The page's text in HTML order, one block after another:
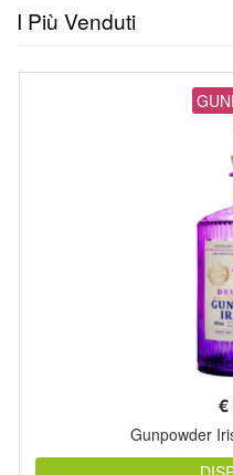
I Più Venduti
€
Gunpowder